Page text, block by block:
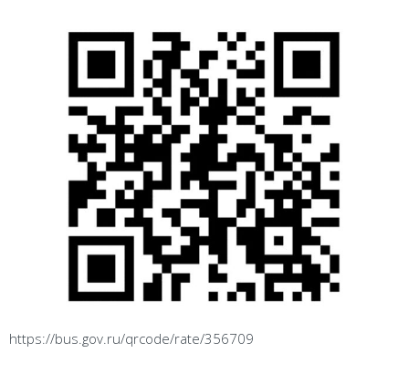
https://bus.gov.ru/qrcode/rate/356709